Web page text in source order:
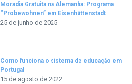
Moradia Gratuita na Alemanha: Programa
“Probewohnen” em Eisenhüttenstadt
25 de junho de 2025
Como funciona o sistema de educação em
Portugal
15 de agosto de 2022